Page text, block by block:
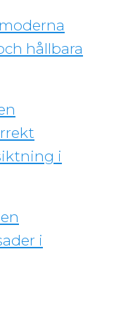
hållbara
i
i